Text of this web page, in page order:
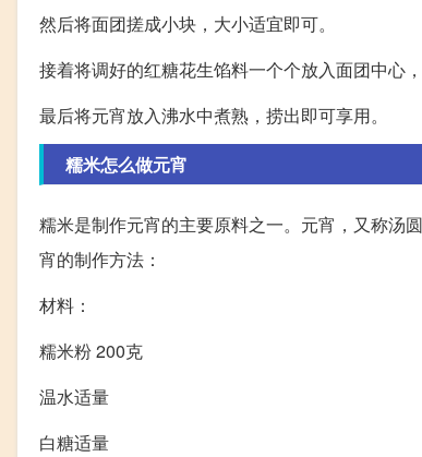
然后将面团搓成小块，大小适宜即可。
接着将调好的红糖花生馅料一个个放入面团中心
最后将元宵放入沸水中煮熟，捞出即可享用。
糯米怎么做元宵
糯米是制作元宵的主要原料之一。元宵，又称汤
宵的制作方法：
材料：
糯米粉 200克
温水适量
白糖适量